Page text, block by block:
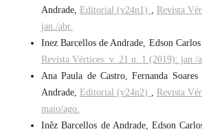
Andrade, Editorial (v24n1) , Revista
jan./abr.
Inez Barcellos de Andrade, Edson
Revista Vértices: v. 21 n. 1 (2019): jan./
Ana Paula de Castro, Fernanda
Andrade, Editorial (v24n2) , Revista
maio/ago.
Inêz Barcellos de Andrade, Edson